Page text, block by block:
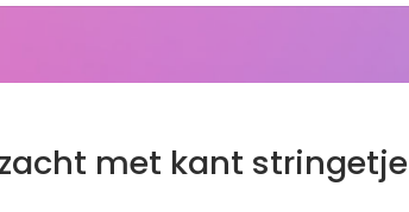
met kant stringetje